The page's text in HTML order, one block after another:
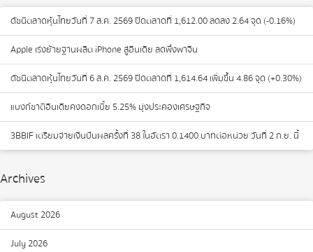
ดัชนีตลาดหุ้นไทยวันที่ 7 ส.ค. 2569 ปิดตลาดที่ 1,612.00 ลดลง 2.64 จุด (-0.16%)
Apple เร่งย้ายฐานผลิต iPhone สู่อินเดีย ลดพึ่งพาจีน
ดัชนีตลาดหุ้นไทยวันที่ 6 ส.ค. 2569 ปิดตลาดที่ 1,614.64 เพิ่มขึ้น 4.86 จุด (+0.30%)
แบงก์ชาติอินเดียคงดอกเบี้ย 5.25% มุ่งประคองเศรษฐกิจ
3BBIF เตรียมจ่ายเงินปันผลครั้งที่ 38 ในอัตรา 0.1400 บาทต่อหน่วย วันที่ 2 ก.ย. นี้
Archives
August 2026
July 2026